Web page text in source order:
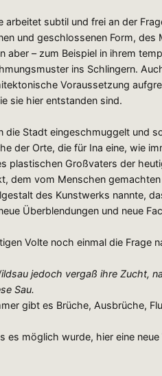
arbeitet subtil und frei an der
und geschlossenen Form,
– zum Beispiel in ihrem
ins Schlingern.
Voraussetzung
sie hier entstanden sind.
die Stadt eingeschmuggelt
der Orte, die für Ina eine, wie
plastischen Großvaters der
dem vom Menschen
des Kunstwerks nannte,
Überblendungen und neue
Volte noch einmal die Frage
jedoch vergaß ihre Zucht,
Sau.
gibt es Brüche, Ausbrüche,
es möglich wurde, hier eine